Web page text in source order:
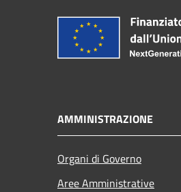
AMMINISTRAZIONE
Organi di Governo
Aree Amministrative